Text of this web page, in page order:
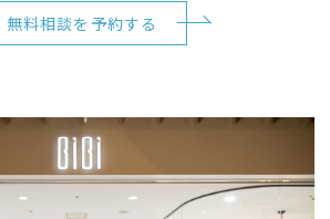
無料相談を予約する